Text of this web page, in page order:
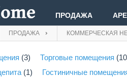
ПРОДАЖА
ПРОДАЖА КОММЕРЧЕСКАЯ
(3) Торговые помещения
(1) Гостиничные